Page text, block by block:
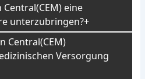
eine
unterzubringen?
Central(CEM)
Versorgung